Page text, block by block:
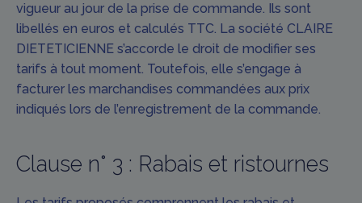
vigueur au jour de la prise de commande. Ils sont
libellés en euros et calculés TTC. La société CLAIRE
DIETETICIENNE s’accorde le droit de modifier ses
tarifs à tout moment. Toutefois, elle s’engage à
facturer les marchandises commandées aux prix
indiqués lors de l’enregistrement de la commande.
Clause n° 3 : Rabais et ristournes